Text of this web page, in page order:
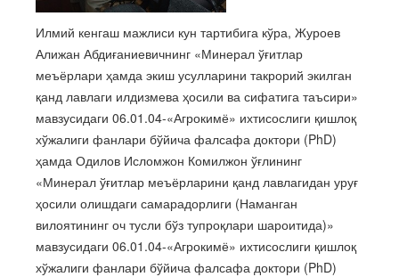
Илмий кенгаш мажлиси кун тартибига кўра, Журоев
Алижан Абдиғаниевичнинг «Минерал ўғитлар
меъёрлари ҳамда экиш усулларини такрорий экилган
қанд лавлаги илдизмева ҳосили ва сифатига таъсири»
мавзусидаги 06.01.04-«Агрокимё» ихтисослиги қишлоқ
хўжалиги фанлари бўйича фалсафа доктори (PhD)
ҳамда Одилов Исломжон Комилжон ўғлининг
«Минерал ўғитлар меъёрларини қанд лавлагидан уруғ
ҳосили олишдаги самарадорлиги (Наманган
вилоятининг оч тусли бўз тупроқлари шароитида)»
мавзусидаги 06.01.04-«Агрокимё» ихтисослиги қишлоқ
хўжалиги фанлари бўйича фалсафа доктори (PhD)